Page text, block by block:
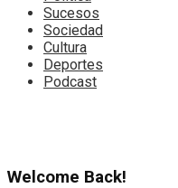
Sucesos
Sociedad
Cultura
Deportes
Podcast
Welcome Back!